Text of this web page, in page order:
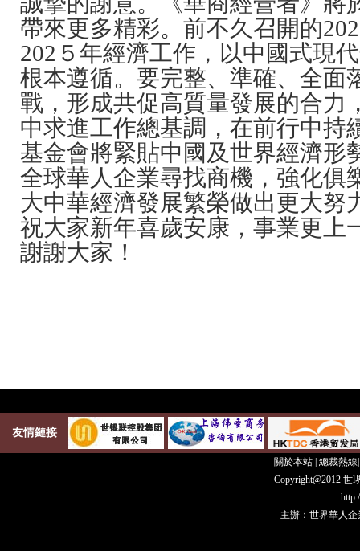
帶來更多精彩。前不久召開的
202５年經濟工作，以中國式現
根本遵循。要完整、準確、全面
戰，形成共促高質量發展的合力
中求進工作總基調，在前行中持
基金會將緊貼中國及世界經濟形
全球華人企業尋找商機，強化俱
大中華經濟發展繁榮做出更大努
祝大家新年喜歲安康，事業更上
謝謝大家！
友情鏈接
關於本站| 總裁熱線
Copyright@2012 世
主辦：世界華人